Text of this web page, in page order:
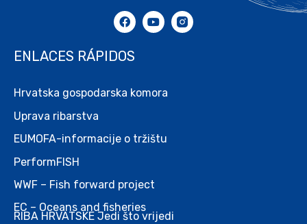
ENLACES RÁPIDOS
Hrvatska gospodarska komora
Uprava ribarstva
EUMOFA-informacije o tržištu
PerformFISH
WWF – Fish forward project
EC – Oceans and fisheries
RIBA HRVATSKE Jedi što vrijedi